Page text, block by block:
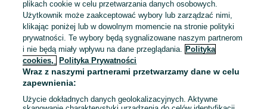
Hydraulik, monter instalacji sanitarnych zlecę
poziom wodny, pracownicy ogólnobudowlani
POSEJDON BIS SP Z O.O.
od 8 000 zł / mies. brutto
Warszawa, Śródmieście
Pełny etat
Umowa o pracę, Samozatrudnienie
Odpowiednie doświadczenie zawodowe
plikach cookie w celu przetwarzania danych osobowych.
Użytkownik może zaakceptować wybory lub zarządzać nimi,
klikając poniżej lub w dowolnym momencie na stronie polityki
prywatności. Te wybory będą sygnalizowane naszym partnerom
i nie będą miały wpływu na dane przeglądania. Polityka
cookies,
Polityka Prywatności
Wraz z naszymi partnerami przetwarzamy dane w celu
zapewnienia:
Użycie dokładnych danych geolokalizacyjnych. Aktywne